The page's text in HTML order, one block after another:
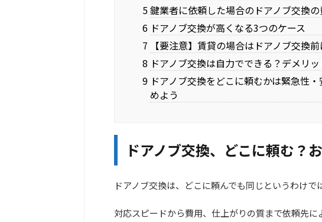
5 鍵業者に依頼した場合のドアノブ交換
6 ドアノブ交換が高くなる3つのケース
7 【要注意】賃貸の場合はドアノブ交換
8 ドアノブ交換は自力でできる？デメリ
9 ドアノブ交換をどこに頼むかは緊急性
めよう
ドアノブ交換、どこに頼む？
ドアノブ交換は、どこに頼んでも同じというわけで
対応スピードから費用、仕上がりの質まで依頼先